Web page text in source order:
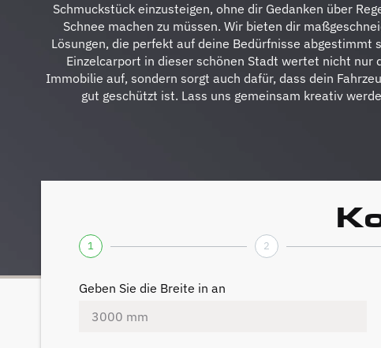
Schmuckstück einzusteigen, ohne dir Gedanken über
Schnee machen zu müssen. Wir bieten dir
Lösungen, die perfekt auf deine Bedürfnisse abgestimmt
Einzelcarport in dieser schönen Stadt wertet nicht nur
Immobilie auf, sondern sorgt auch dafür, dass dein
gut geschützt ist. Lass uns gemeinsam kreativ
1 2
Geben Sie die Breite in an